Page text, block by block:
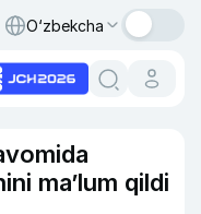
O‘zbekcha
ma’lum qildi